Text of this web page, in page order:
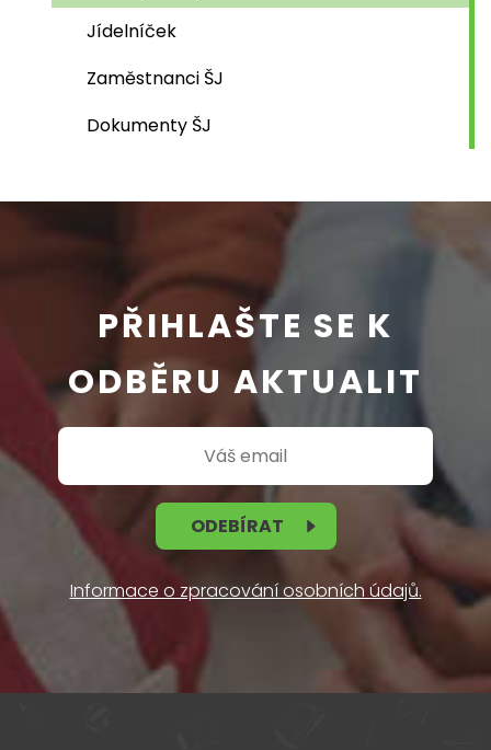
Jídelníček
Zaměstnanci ŠJ
Dokumenty ŠJ
PŘIHLAŠTE SE K
ODBĚRU AKTUALIT
ODEBÍRAT
Informace o zpracování osobních údajů.